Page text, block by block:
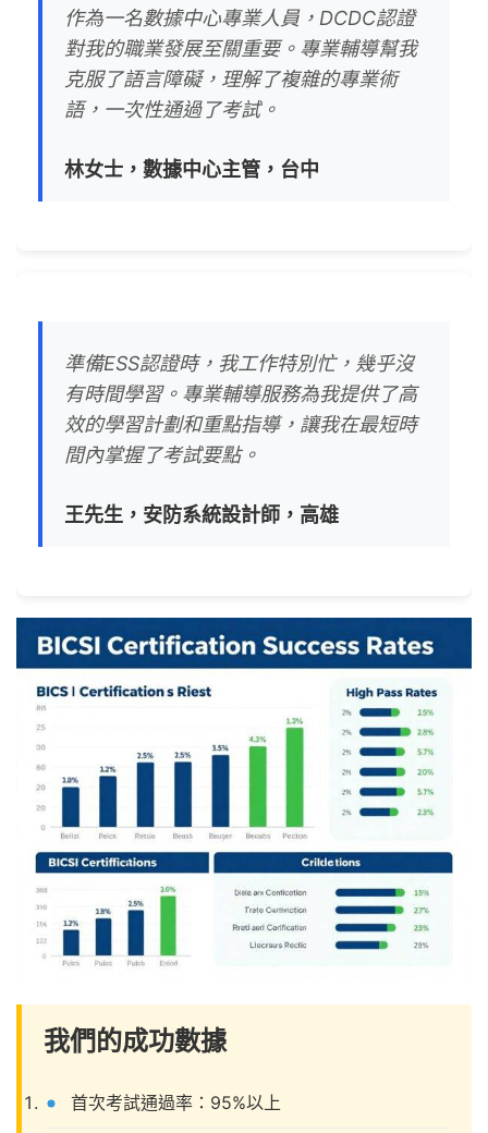
作為一名數據中心專業人員，DCDC認證
對我的職業發展至關重要。專業輔導幫我
克服了語言障礙，理解了複雜的專業術
語，一次性通過了考試。
林女士，數據中心主管，台中
準備ESS認證時，我工作特別忙，幾乎沒
有時間學習。專業輔導服務為我提供了高
效的學習計劃和重點指導，讓我在最短時
間內掌握了考試要點。
王先生，安防系統設計師，高雄
我們的成功數據
首次考試通過率：95%以上